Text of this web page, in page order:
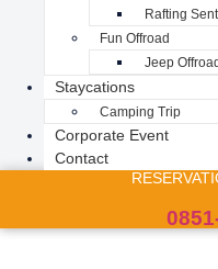
Rafting
Fun Offroad
Jeep
Staycations
Camping Trip
Corporate Event
Contact